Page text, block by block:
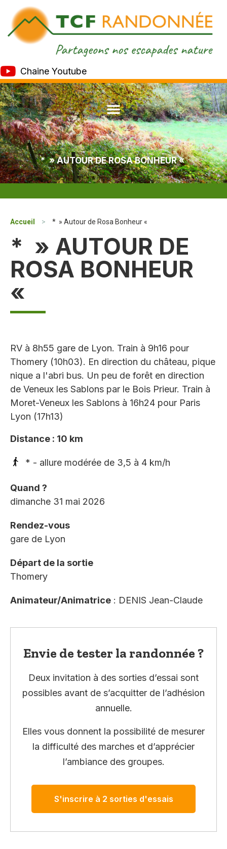
Chaine Youtube
* » AUTOUR DE ROSA BONHEUR «
Accueil > * » Autour de Rosa Bonheur «
* » AUTOUR DE
ROSA BONHEUR
«
RV à 8h55 gare de Lyon. Train à 9h16 pour
Thomery (10h03). En direction du château, pique
nique a l'abri bus. Un peu de forêt en direction
de Veneux les Sablons par le Bois Prieur. Train à
Moret-Veneux les Sablons à 16h24 pour Paris
Lyon (17h13)
Distance : 10 km
* - allure modérée de 3,5 à 4 km/h
Quand ?
dimanche 31 mai 2026
Rendez-vous
gare de Lyon
Départ de la sortie
Thomery
Animateur/Animatrice : DENIS Jean-Claude
Envie de tester la randonnée ?
Deux invitation à des sorties d’essai sont
possibles avant de s’acquitter de l’adhésion
annuelle.
Elles vous donnent la possibilité de mesurer
la difficulté des marches et d’apprécier
l’ambiance des groupes.
S'inscrire à 2 sorties d'essais